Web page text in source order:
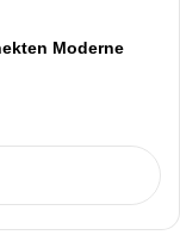
Moderne